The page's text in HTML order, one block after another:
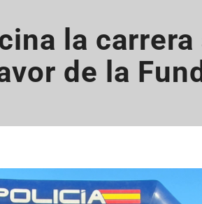
la carrera
de la